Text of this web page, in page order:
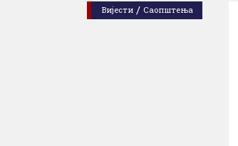
Вијести / Саопштења